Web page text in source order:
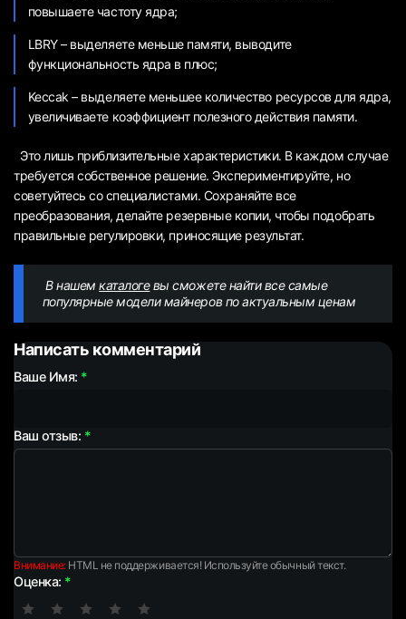
повышаете частоту ядра;
LBRY – выделяете меньше памяти, выводите
функциональность ядра в плюс;
Keccak – выделяете меньшее количество ресурсов для ядра,
увеличиваете коэффициент полезного действия памяти.
Это лишь приблизительные характеристики. В каждом случае
требуется собственное решение. Экспериментируйте, но
советуйтесь со специалистами. Сохраняйте все
преобразования, делайте резервные копии, чтобы подобрать
правильные регулировки, приносящие результат.
В нашемкаталогевы сможете найти все самые
популярные модели майнеров по актуальным ценам
Написать комментарий
Ваше Имя:
Ваш отзыв:
Внимание:HTML не поддерживается! Используйте обычный текст.
Оценка: